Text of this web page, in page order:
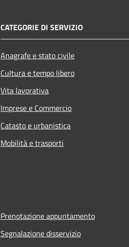
CATEGORIE DI SERVIZIO
Anagrafe e stato civile
Cultura e tempo libero
Vita lavorativa
Imprese e Commercio
Catasto e urbanistica
Mobilità e trasporti
Prenotazione appuntamento
Segnalazione disservizio